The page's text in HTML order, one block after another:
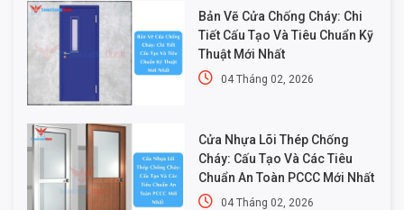
Bản Vẽ Cửa Chống Cháy: Chi
Tiết Cấu Tạo Và Tiêu Chuẩn Kỹ
Thuật Mới Nhất
04 Tháng 02, 2026
Cửa Nhựa Lõi Thép Chống
Cháy: Cấu Tạo Và Các Tiêu
Chuẩn An Toàn PCCC Mới Nhất
04 Tháng 02, 2026